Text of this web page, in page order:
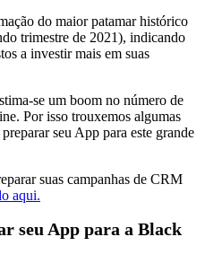
do maior patamar histórico
trimestre de 2021), indicando
a investir mais em suas
se um boom no número de
Por isso trouxemos algumas
seu App para este grande
suas campanhas de CRM
aqui.
seu App para a Black